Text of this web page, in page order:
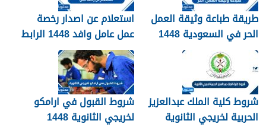
طريقة طباعة وثيقة العمل
الحر في السعودية 1448
استعلام عن اصدار رخصة
عمل عامل وافد 1448 الرابط
والطريقة بالتفصيل
شروط كلية الملك عبدالعزيز
الحربية لخريجي الثانوية
شروط القبول في ارامكو
لخريجي الثانوية 1448